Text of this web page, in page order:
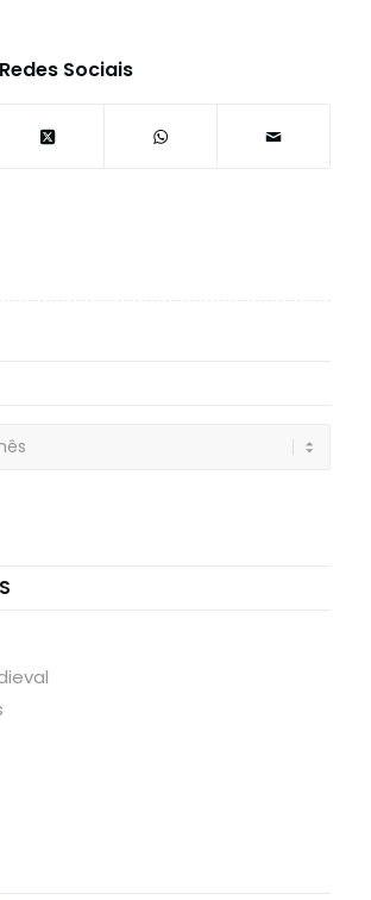
Sociais